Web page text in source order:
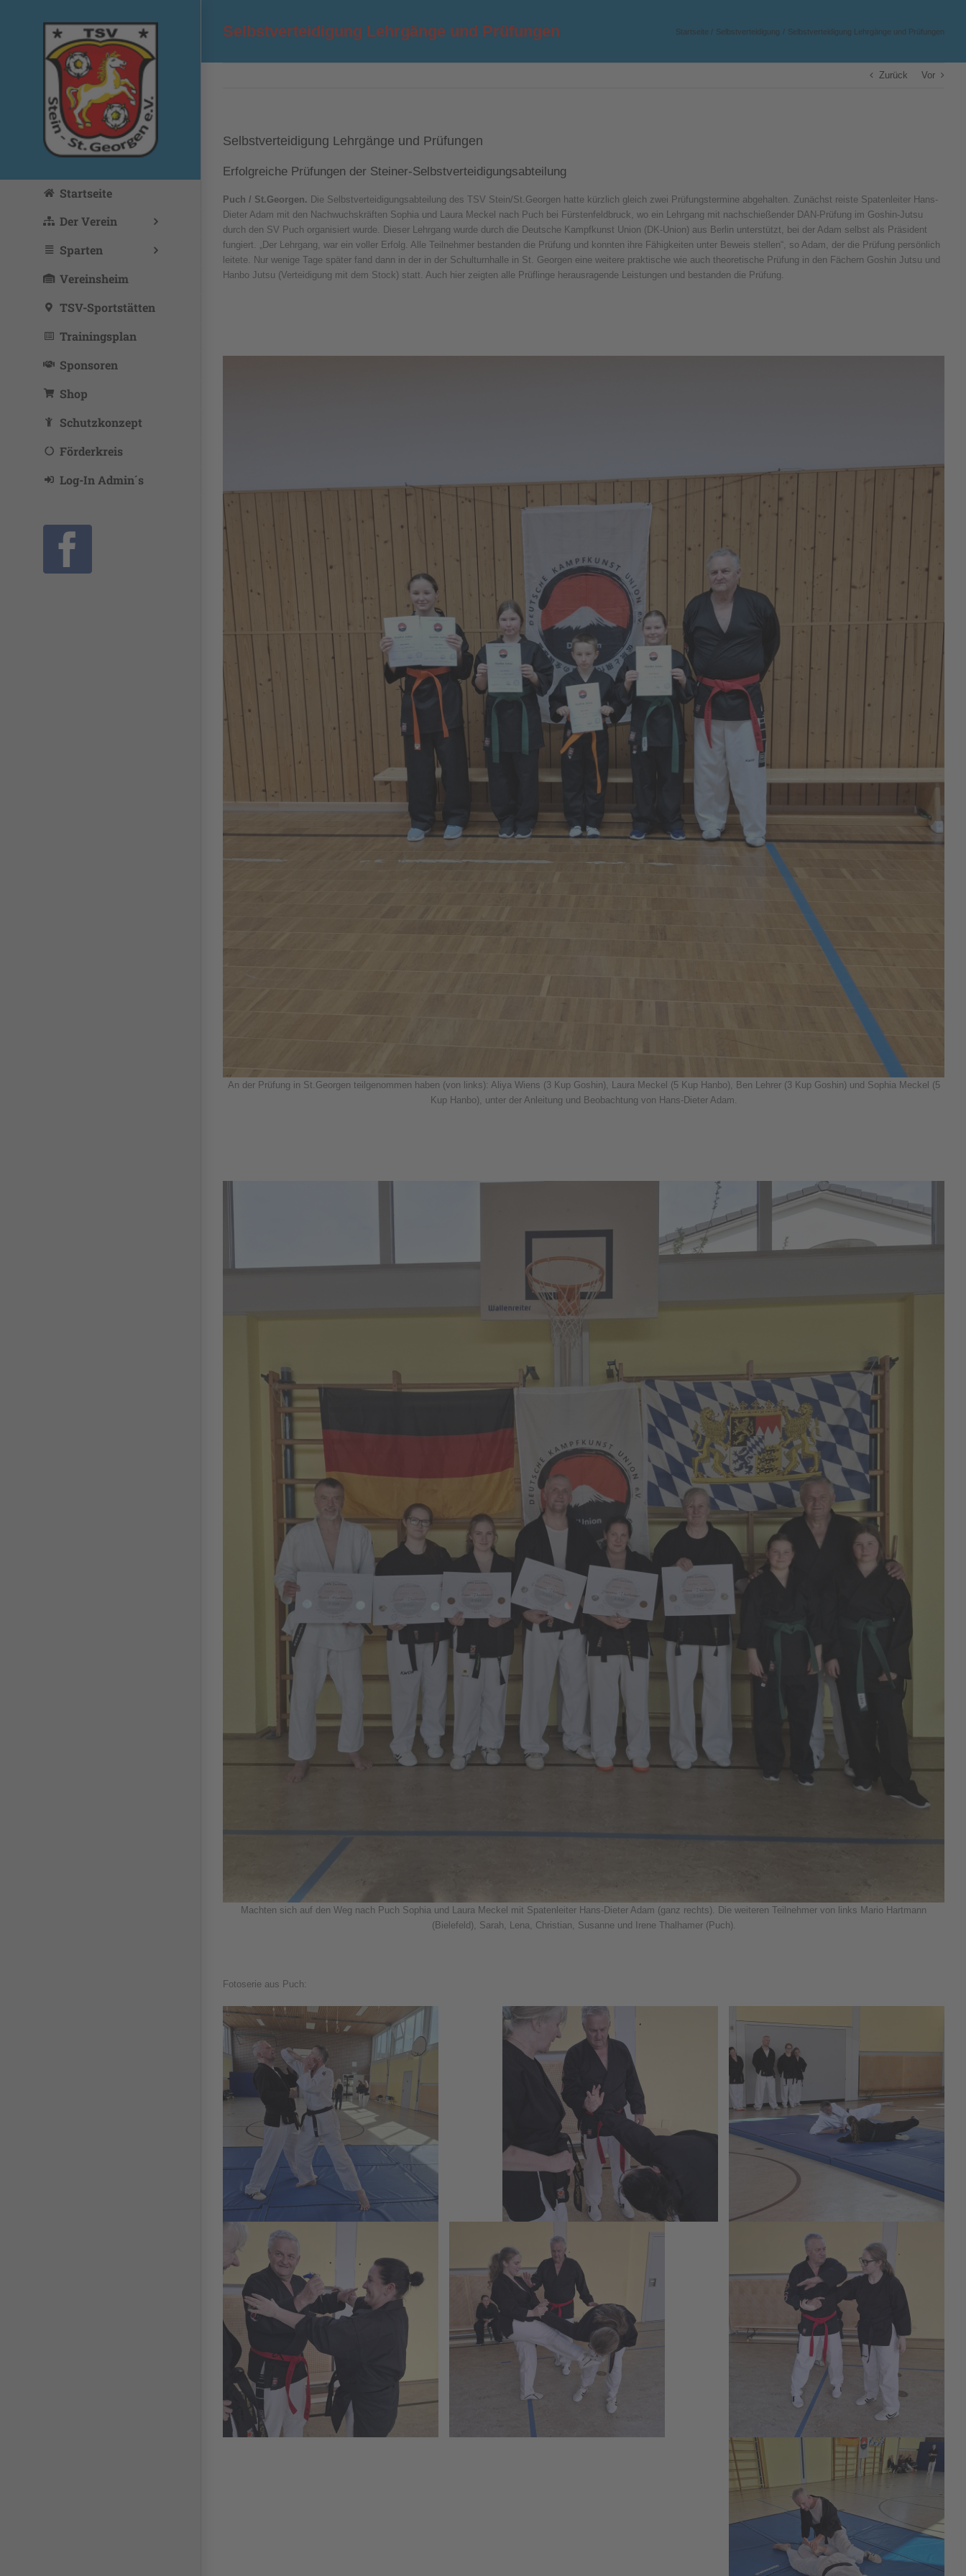
Startseite
Der Verein
Sparten
Vereinsheim
TSV-Sportstätten
Trainingsplan
Sponsoren
Shop
Schutzkonzept
Förderkreis
Log-In Admin´s
Facebook
Selbstverteidigung Lehrgänge und Prüfungen Startseite Selbstverteidigung Selbstverteidigung Lehrgänge und Prüfungen
Zurück Vor
Selbstverteidigung Lehrgänge und Prüfungen
Erfolgreiche Prüfungen der Steiner-Selbstverteidigungsabteilung
Puch / St.Georgen. Die Selbstverteidigungsabteilung des TSV Stein/St.Georgen hatte kürzlich gleich zwei Prüfungstermine abgehalten. Zunächst reiste Spatenleiter Hans-
Dieter Adam mit den Nachwuchskräften Sophia und Laura Meckel nach Puch bei Fürstenfeldbruck, wo ein Lehrgang mit nachschießender DAN-Prüfung im Goshin-Jutsu
durch den SV Puch organisiert wurde. Dieser Lehrgang wurde durch die Deutsche Kampfkunst Union (DK-Union) aus Berlin unterstützt, bei der Adam selbst als Präsident
fungiert. „Der Lehrgang, war ein voller Erfolg. Alle Teilnehmer bestanden die Prüfung und konnten ihre Fähigkeiten unter Beweis stellen“, so Adam, der die Prüfung persönlich
leitete. Nur wenige Tage später fand dann in der in der Schulturnhalle in St. Georgen eine weitere praktische wie auch theoretische Prüfung in den Fächern Goshin Jutsu und
Hanbo Jutsu (Verteidigung mit dem Stock) statt. Auch hier zeigten alle Prüflinge herausragende Leistungen und bestanden die Prüfung.
An der Prüfung in St.Georgen teilgenommen haben (von links): Aliya Wiens (3 Kup Goshin), Laura Meckel (5 Kup Hanbo), Ben Lehrer (3 Kup Goshin) und Sophia Meckel (5
Kup Hanbo), unter der Anleitung und Beobachtung von Hans-Dieter Adam.
Machten sich auf den Weg nach Puch Sophia und Laura Meckel mit Spatenleiter Hans-Dieter Adam (ganz rechts). Die weiteren Teilnehmer von links Mario Hartmann
(Bielefeld), Sarah, Lena, Christian, Susanne und Irene Thalhamer (Puch).
Fotoserie aus Puch: